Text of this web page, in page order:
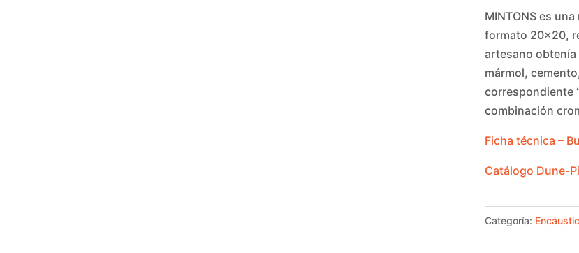
MINTONS es
formato 20×20,
artesano
mármol,
correspondiente
combinación
Ficha técnica –
Catálogo Dune-
Categoría: